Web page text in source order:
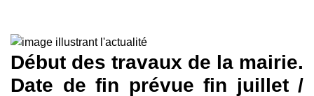
Début des travaux de la mairie.
Date de fin prévue fin juillet /